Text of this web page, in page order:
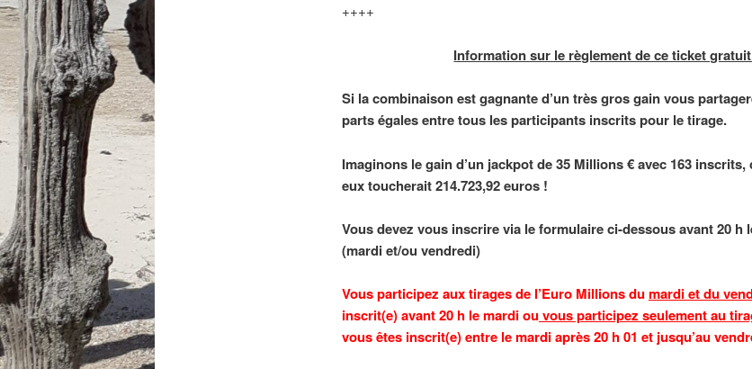
++++
Information sur le règlement de ce ticket
Si la combinaison est gagnante d’un très gros gain vous
parts égales entre tous les participants inscrits pour le tirage.
Imaginons le gain d’un jackpot de 35 Millions € avec 163 inscrits,
eux toucherait 214.723,92 euros !
Vous devez vous inscrire via le formulaire ci-dessous avant 20 h
(mardi et/ou vendredi)
Vous participez aux tirages de l’Euro Millions dumardi et du
inscrit(e) avant 20 h le mardi ouvous participez seulement au
vous êtes inscrit(e) entre le mardi après 20 h 01 et jusqu’au